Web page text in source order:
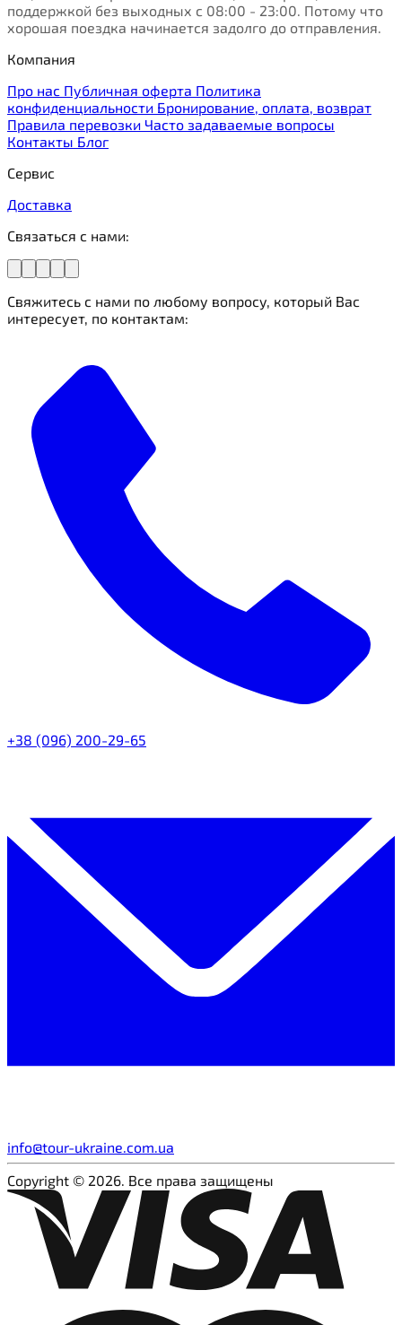
поддержкой без выходных с 08:00 - 23:00. Потому что
хорошая поездка начинается задолго до отправления.
Компания
Про нас Публичная оферта Политика
конфиденциальности Бронирование, оплата, возврат
Правила перевозки Часто задаваемые вопросы
Контакты Блог
Сервис
Доставка
Связаться с нами:
Свяжитесь с нами по любому вопросу, который Вас
интересует, по контактам:
+38 (096) 200-29-65
info@tour-ukraine.com.ua
Copyright © 2026. Все права защищены